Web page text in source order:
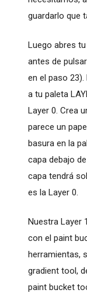
guardarlo que
Luego abres
antes de
en el paso
a tu paleta
Layer 0. Crea
parece un
basura en la
capa debajo
capa tendrá
es la Layer 0.
Nuestra Layer
con el paint
herramientas,
gradient tool,
paint bucket